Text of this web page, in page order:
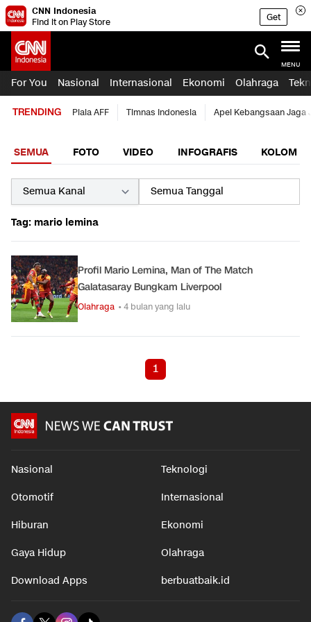
CNN Indonesia
Find it on Play Store
Get
MENU
For You Nasional Internasional Ekonomi Olahraga
TRENDING Piala AFF Timnas Indonesia Apel Kebangsaan Jaga
SEMUA FOTO VIDEO INFOGRAFIS KOLOM
Tag: mario lemina
Profil Mario Lemina, Man of The Match
Galatasaray Bungkam Liverpool
Olahraga • 4 bulan yang lalu
1
Nasional Teknologi
Otomotif Internasional
Hiburan Ekonomi
Gaya Hidup Olahraga
Download Apps berbuatbaik.id